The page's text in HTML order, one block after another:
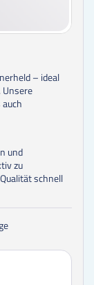
– ideal
Unsere
und
zu
schnell